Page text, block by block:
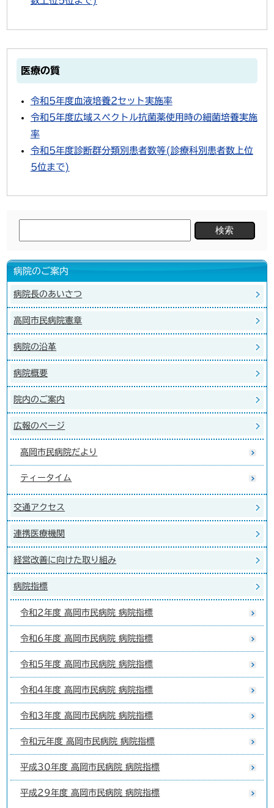
医療の質
令和5年度血液培養2セット実施率
令和5年度広域スペクトル抗菌薬使用時の細菌培養実施
率
令和5年度診断群分類別患者数等(診療科別患者数上位
5位まで)
索:
病院のご案内
病院長のあいさつ
高岡市民病院憲章
病院の沿革
病院概要
院内のご案内
広報のページ
高岡市民病院だより
ティータイム
交通アクセス
連携医療機関
経営改善に向けた取り組み
病院指標
令和2年度 高岡市民病院 病院指標
令和6年度 高岡市民病院 病院指標
令和5年度 高岡市民病院 病院指標
令和4年度 高岡市民病院 病院指標
令和3年度 高岡市民病院 病院指標
令和元年度 高岡市民病院 病院指標
平成30年度 高岡市民病院 病院指標
平成29年度 高岡市民病院 病院指標